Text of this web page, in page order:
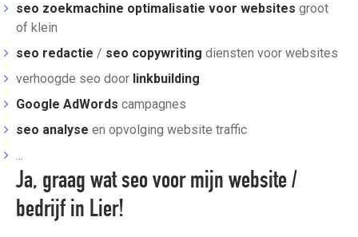
seo zoekmachine optimalisatie voor websites groot
of klein
seo redactie / seo copywriting diensten voor websites
verhoogde seo door linkbuilding
Google AdWords campagnes
seo analyse en opvolging website traffic
...
Ja, graag wat seo voor mijn website /
bedrijf in Lier!